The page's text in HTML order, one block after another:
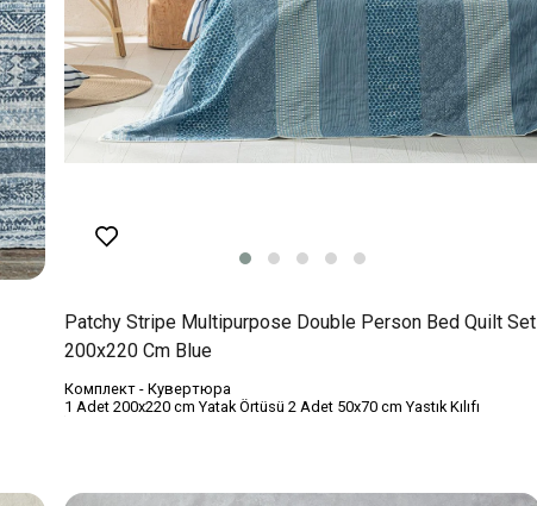
Patchy Stripe Multipurpose Double Person Bed Quilt Set
200x220 Cm Blue
Комплект - Кувертюра
1 Adet 200x220 cm Yatak Örtüsü 2 Adet 50x70 cm Yastık Kılıfı